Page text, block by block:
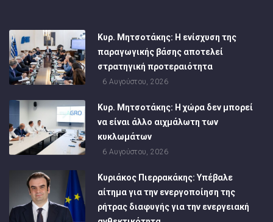
Κυρ. Μητσοτάκης: Η ενίσχυση της
παραγωγικής βάσης αποτελεί
στρατηγική προτεραιότητα
6 Αυγούστου, 2026
Κυρ. Μητσοτάκης: Η χώρα δεν μπορεί
να είναι άλλο αιχμάλωτη των
κυκλωμάτων
6 Αυγούστου, 2026
Κυριάκος Πιερρακάκης: Υπέβαλε
αίτημα για την ενεργοποίηση της
ρήτρας διαφυγής για την ενεργειακή